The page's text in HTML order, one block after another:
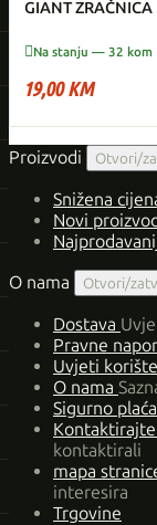
GIANT
Na stanju — 32 kom
19,00 KM
Proizvodi Otvori/
Snižena
Novi
O nama
Otvori/
Dostava
Pravne
Uvjeti
O nama
Sigurno
kontaktirali
mapa
interesira
Trgovine